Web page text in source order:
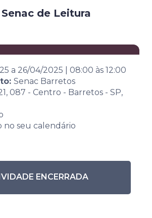
Senac de Leitura
a 26/04/2025 08:00 às 12:00
Senac Barretos
087 - Centro - Barretos - SP,
no seu calendário
ENCERRADA